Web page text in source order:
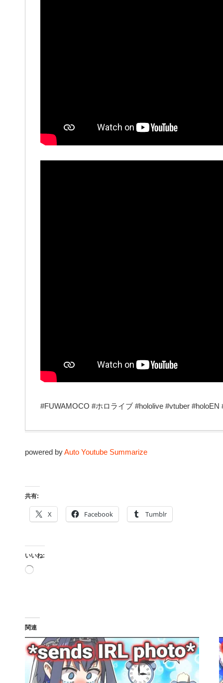
#FUWAMOCO #ホロライブ #hololive #vtuber
powered byAuto Youtube Summarize
共有:
X Facebook Tumblr
いいね:
読
関連